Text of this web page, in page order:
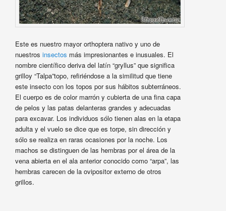
Este es nuestro mayor orthoptera nativo y uno de
nuestros insectos más impresionantes e inusuales. El
nombre científico deriva del latín “gryllus” que significa
grilloy “Talpa”topo, refiriéndose a la similitud que tiene
este insecto con los topos por sus hábitos subterráneos.
El cuerpo es de color marrón y cubierta de una fina capa
de pelos y las patas delanteras grandes y adecuadas
para excavar. Los individuos sólo tienen alas en la etapa
adulta y el vuelo se dice que es torpe, sin dirección y
sólo se realiza en raras ocasiones por la noche. Los
machos se distinguen de las hembras por el área de la
vena abierta en el ala anterior conocido como “arpa”, las
hembras carecen de la ovipositor externo de otros
grillos.